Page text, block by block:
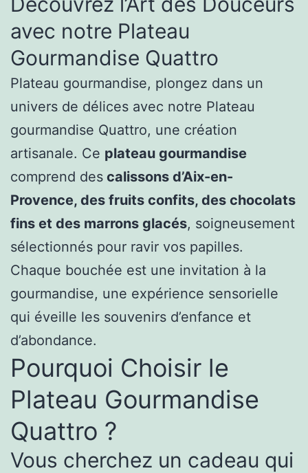
avec notre Plateau
Gourmandise Quattro
Plateau gourmandise, plongez dans un
univers de délices avec notre Plateau
gourmandise Quattro, une création
artisanale. Ce plateau gourmandise
comprend des calissons d’Aix-en-
Provence, des fruits confits, des chocolats
fins et des marrons glacés, soigneusement
sélectionnés pour ravir vos papilles.
Chaque bouchée est une invitation à la
gourmandise, une expérience sensorielle
qui éveille les souvenirs d’enfance et
d’abondance.
Pourquoi Choisir le
Plateau Gourmandise
Quattro ?
Vous cherchez un cadeau qui